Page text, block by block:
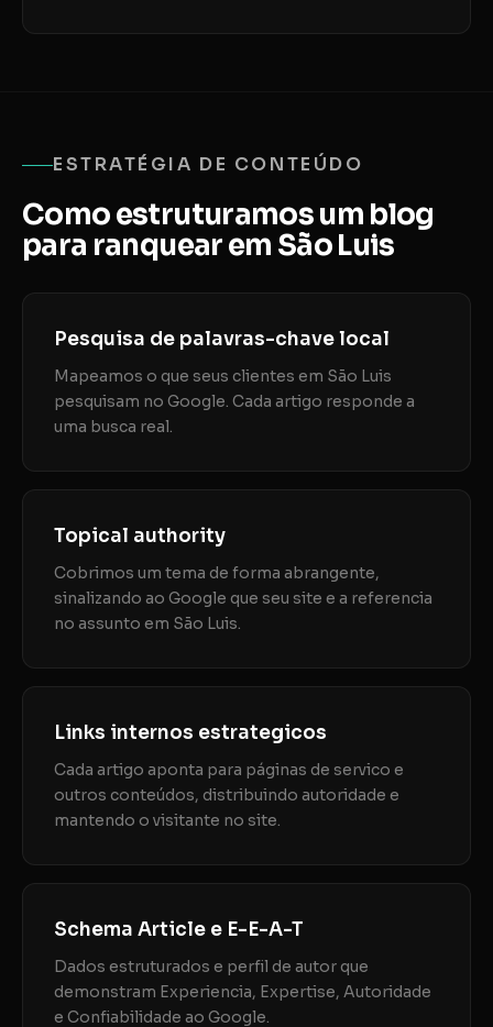
ESTRATÉGIA DE CONTEÚDO
Como estruturamos um blog
para ranquear em São Luis
Pesquisa de palavras-chave local
Mapeamos o que seus clientes em São Luis
pesquisam no Google. Cada artigo responde a
uma busca real.
Topical authority
Cobrimos um tema de forma abrangente,
sinalizando ao Google que seu site e a referencia
no assunto em São Luis.
Links internos estrategicos
Cada artigo aponta para páginas de servico e
outros conteúdos, distribuindo autoridade e
mantendo o visitante no site.
Schema Article e E-E-A-T
Dados estruturados e perfil de autor que
demonstram Experiencia, Expertise, Autoridade
e Confiabilidade ao Google.